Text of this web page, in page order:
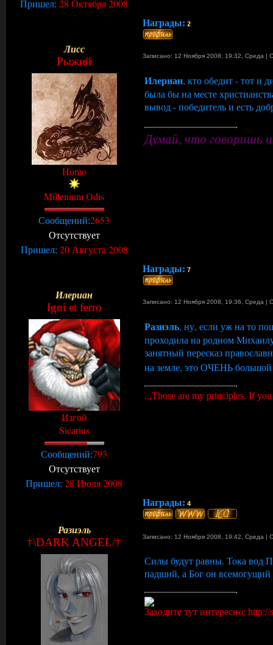
Пришел: 28 Октября 2008
Награды: 2
Лисс
Рыжий Записано: 12 Ноября 2008, 19:32, Среда |
Homo
Millenium Odis
Сообщений:2653
Отсутствует
Пришел: 20 Августа 2008
Илериан, кто обедит - тот и
была бы на месте
вывод - победитель и есть
Думай, что говоришь
Награды: 7
Илериан
Igni et ferro Записано: 12 Ноября 2008, 19:36, Среда |
Изгой
Sicarius
Сообщений:793
Отсутствует
Пришел: 28 Июля 2008
Разиэль, ну, если уж на то
проходила на родном
занятный пересказ
на земле, это ОЧЕНЬ большой
...Those are my principles. If
Награды: 4
Разиэль
†\DARK ANGEL/† Записано: 12 Ноября 2008, 19:42, Среда |
Силы будут равны. Тока вод
падший, а Бог он всемогущий
Заходите тут интересно: